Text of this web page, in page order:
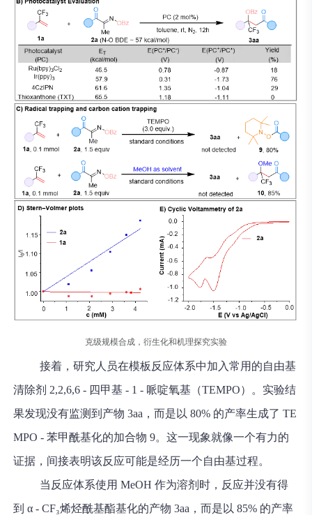
克级规模合成，衍生化和机理探究实验
接着，研究人员在模板反应体系中加入常用的自由基
清除剂 2,2,6,6 - 四甲基 - 1 - 哌啶氧基（TEMPO）。实验结
果发现没有监测到产物 3aa，而是以 80% 的产率生成了 TE
MPO - 苯甲酰基化的加合物 9。这一现象就像一个有力的
证据，间接表明该反应可能是经历一个自由基过程。
当反应体系使用 MeOH 作为溶剂时，反应并没有得
到 α - CF₃烯烃酰基酯基化的产物 3aa，而是以 85% 的产率